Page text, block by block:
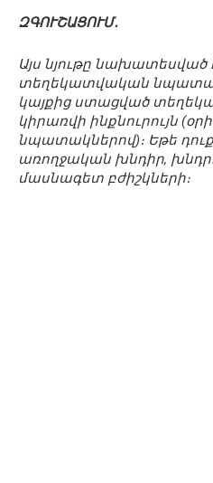
ԶԳՈՒՇԱՑՈՒՄ․
Այս նյութը նախատեսված
տեղեկատվական
կայքից ստացված
կիրառվի ինքնուրույն
նպատակներով)։ Եթե դուք
առողջական խնդիր,
մասնագետ բժիշկների։